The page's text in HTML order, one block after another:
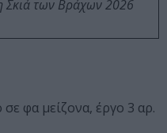
Σκιά των Βράχων 2026
φα μείζονα, έργο 3 αρ.